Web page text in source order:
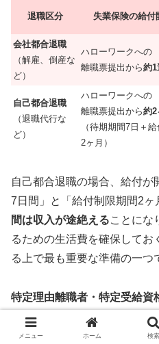
退職区分 失業保険の給付
会社都合退職
（解雇、倒産な
ど）
ハローワークへの
離職票提出から約1
自己都合退職
（退職代行な
ど）
ハローワークへの
離職票提出から約2
（待期期間7日＋
2ヶ月）
自己都合退職の場合、給付が
7日間」と「給付制限期間2ヶ
間は収入が途絶えることにな
るための生活費を確保して
る上で最も重要な準備の一つ
特定理由離職者・特定受給資
心身の病気、パワハラ、セ
メニュー ホーム 検索